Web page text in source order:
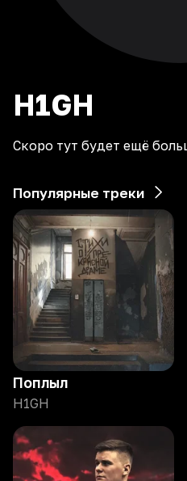
H1GH
Скоро тут будет ещё
Популярные треки
Поплыл
H1GH